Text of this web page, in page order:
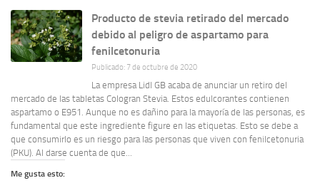
Producto de stevia retirado del mercado
debido al peligro de aspartamo para
fenilcetonuria
Publicado: 7 de octubre de 2020
La empresa Lidl GB acaba de anunciar un retiro del
mercado de las tabletas Cologran Stevia. Estos edulcorantes contienen
aspartamo o E951. Aunque no es dañino para la mayoría de las personas, es
fundamental que este ingrediente figure en las etiquetas. Esto se debe a
que consumirlo es un riesgo para las personas que viven con fenilcetonuria
(PKU). Al darse cuenta de que...
Me gusta esto: